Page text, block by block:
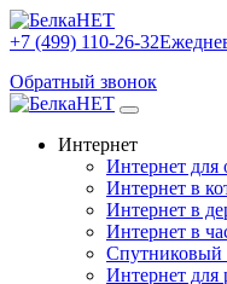
+7 (499) 110-26-32
Обратный звонок
Интернет
Интернет для
Интернет в
Интернет в
Интернет в
Спутниковый
Интернет для